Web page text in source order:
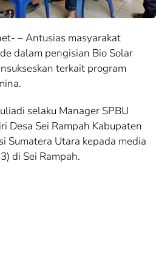
– Antusias masyarakat
dalam pengisian Bio Solar
terkait program
selaku Manager SPBU
Desa Sei Rampah Kabupaten
Sumatera Utara kepada media
di Sei Rampah.